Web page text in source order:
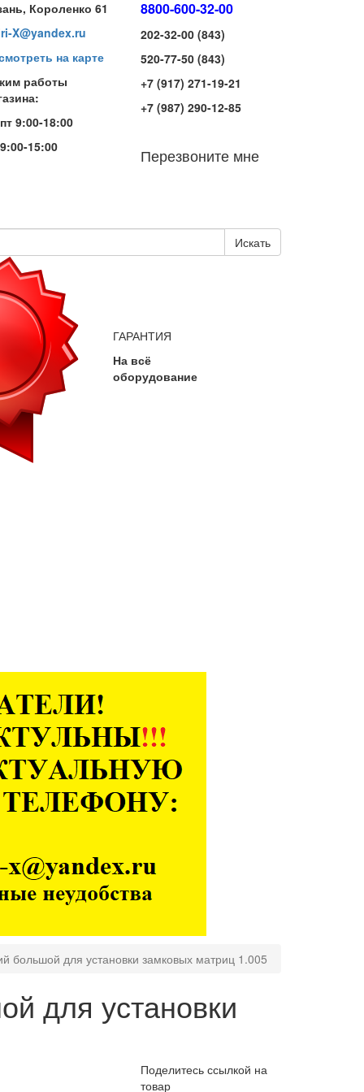
Короленко 61
X@yandex.ru
на карте
работы
9:00-18:00
15:00
8800-600-32-00
202-32-00 (843)
520-77-50 (843)
+7 (917) 271-19-21
+7 (987) 290-12-85
Перезвоните мне
Искать
ГАРАНТИЯ
На всё
оборудование
большой для установки замковых матриц 1.005
для установки
Поделитесь ссылкой на
товар